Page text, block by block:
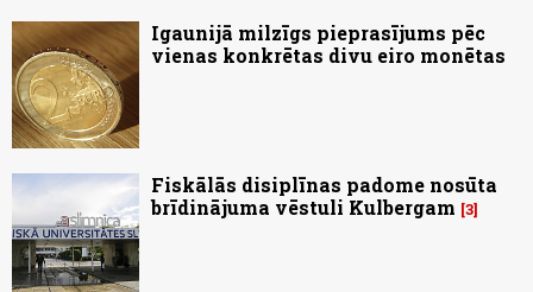
Igaunijā milzīgs pieprasījums pēc
vienas konkrētas divu eiro monētas
Fiskālās disiplīnas padome nosūta
brīdinājuma vēstuli Kulbergam 3